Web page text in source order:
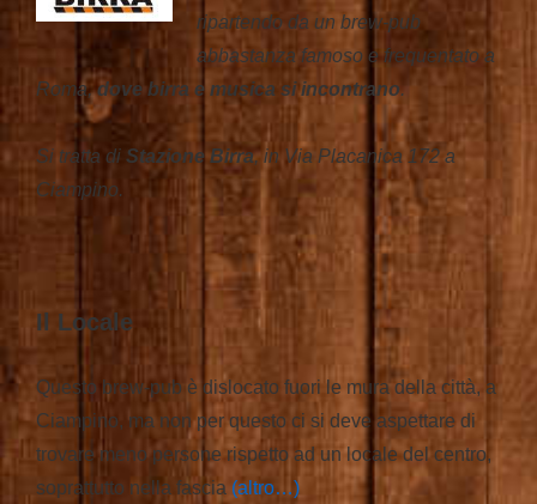
ripartendo da un brew-pub
abbastanza famoso e frequentato a
Roma,dove birra e musica si incontrano.
Si tratta di Stazione Birra, in Via Placanica 172 a
Ciampino.
Il Locale
Questo brew-pub è dislocato fuori le mura della città, a
Ciampino, ma non per questo ci si deve aspettare di
trovare meno persone rispetto ad un locale del centro,
soprattutto nella fascia (altro…)